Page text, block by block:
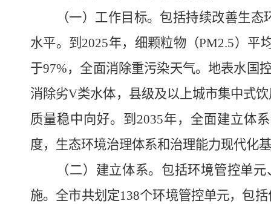
（一）工作目标。包括持续改善生态
水平。到2025年，细颗粒物（PM2.5）平
于97%，全面消除重污染天气。地表水国
消除劣V类水体，县级及以上城市集中式
质量稳中向好。到2035年，全面建立体
度，生态环境治理体系和治理能力现代化
（二）建立体系。包括环境管控单元
施。全市共划定138个环境管控单元，包